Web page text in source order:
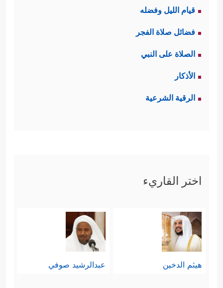
قيام الليل وفضله
فضائل صلاة الفجر
الصلاة على النبي
الأذكار
الرقية الشرعية
اختر القاريء
هيثم الدخين عبدالرشيد صوفي